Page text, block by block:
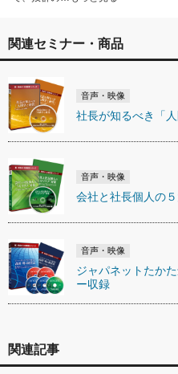
関連セミナー・商品
音声・映像
社長が知るべき「
音声・映像
会社と社長個人の
音声・映像
ジャパネットたか
ー収録
関連記事